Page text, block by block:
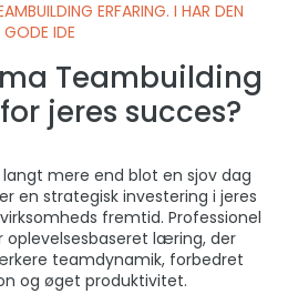
ERFARING. I HAR DEN
GODE IDE
Teambuilding
jeres succes?
mere end blot en sjov dag
en strategisk investering i jeres
fremtid. Professionel
oplevelsesbaseret læring, der
teamdynamik, forbedret
og øget produktivitet.